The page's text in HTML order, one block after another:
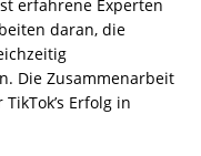
erfahrene Experten
daran, die
Die Zusammenarbeit
Erfolg in